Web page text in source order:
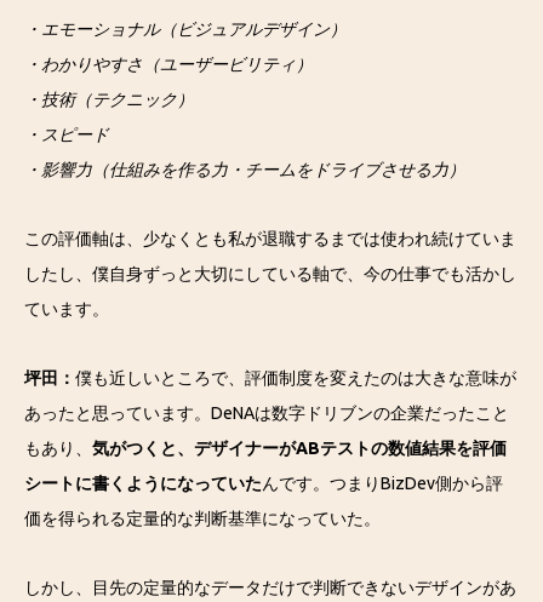
・エモーショナル（ビジュアルデザイン）
・わかりやすさ（ユーザービリティ）
・技術（テクニック）
・スピード
・影響力（仕組みを作る力・チームをドライブさせる力）
この評価軸は、少なくとも私が退職するまでは使われ続けていま
したし、僕自身ずっと大切にしている軸で、今の仕事でも活かし
ています。
坪田： 僕も近しいところで、評価制度を変えたのは大きな意味が
あったと思っています。DeNAは数字ドリブンの企業だったこと
もあり、 気がつくと、デザイナーがABテストの数値結果を評価
シートに書くようになっていたんです。つまりBizDev側から評
価を得られる定量的な判断基準になっていた。
しかし、目先の定量的なデータだけで判断できないデザインがあ